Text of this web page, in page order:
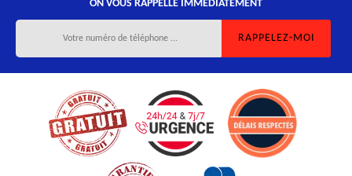
ON VOUS RAPPELLE IMMEDIATEMENT